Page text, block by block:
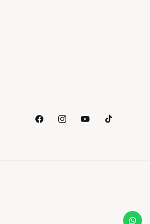
FacebookInstagramYouTubeTikTok